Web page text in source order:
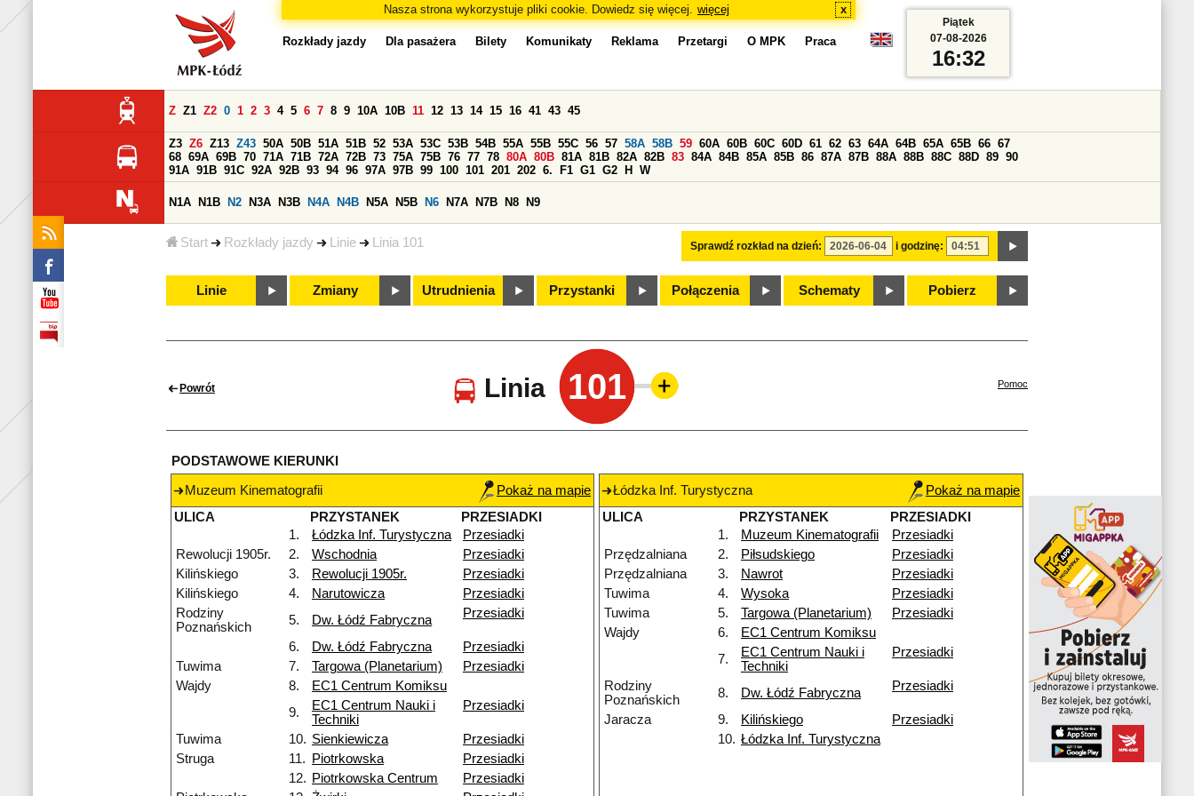
Nasza strona wykorzystuje pliki cookie. Dowiedz się więcej. więcej x
Start Rozkłady jazdy Linie Linia 101
Rozkłady jazdy Dla pasażera Bilety Komunikaty Reklama Przetargi O MPK Praca
Sprawdź rozkład na dzień: i godzinę:
Z Z1 Z2 0 1 2 3 4 5 6 7 8 9 10A 10B 11 12 13 14 15 16 41 43 45
Z3 Z6 Z13 Z43 50A 50B 51A 51B 52 53A 53C 53B 54B 55A 55B 55C 56 57 58A 58B 59 60A 60B 60C 60D 61 62 63 64A 64B 65A 65B 66 67
68 69A 69B 70 71A 71B 72A 72B 73 75A 75B 76 77 78 80A 80B 81A 81B 82A 82B 83 84A 84B 85A 85B 86 87A 87B 88A 88B 88C 88D 89 90
91A 91B 91C 92A 92B 93 94 96 97A 97B 99 100 101 201 202 6. F1 G1 G2 H W
N1A N1B N2 N3A N3B N4A N4B N5A N5B N6 N7A N7B N8 N9
Linie Zmiany Utrudnienia Przystanki Połączenia Schematy Pobierz
Piątek
07-08-2026
16:32
Powrót Linia 101 Pomoc
PODSTAWOWE KIERUNKI
Muzeum Kinematografii
Pokaż na mapie
ULICA
PRZYSTANEK
PRZESIADKI
1.
Łódzka Inf. Turystyczna
Przesiadki
Rewolucji 1905r.
2. Wschodnia
Przesiadki
Kilińskiego
3. Rewolucji 1905r.
Przesiadki
Kilińskiego
4. Narutowicza
Przesiadki
Rodziny
Poznańskich
5. Dw. Łódź Fabryczna Przesiadki
6. Dw. Łódź Fabryczna
Przesiadki
Tuwima
7. Targowa (Planetarium)
Przesiadki
Wajdy
8.
EC1 Centrum Komiksu
9.
EC1 Centrum Nauki i
Techniki
Przesiadki
Tuwima 10. Sienkiewicza
Przesiadki
Struga
11. Piotrkowska
Przesiadki
12. Piotrkowska Centrum
Przesiadki
Łódzka Inf. Turystyczna
Pokaż na mapie
ULICA
PRZYSTANEK
PRZESIADKI
1.
Muzeum Kinematografii
Przesiadki
Przędzalniana
2. Piłsudskiego
Przesiadki
Przędzalniana
3. Nawrot
Przesiadki
Tuwima
4. Wysoka
Przesiadki
Tuwima
5. Targowa (Planetarium)
Przesiadki
Wajdy
6.
EC1 Centrum Komiksu
7.
EC1 Centrum Nauki i
Techniki
Przesiadki
Rodziny
Poznańskich
8. Dw. Łódź Fabryczna Przesiadki
Jaracza 9. Kilińskiego
Przesiadki
10. Łódzka Inf. Turystyczna